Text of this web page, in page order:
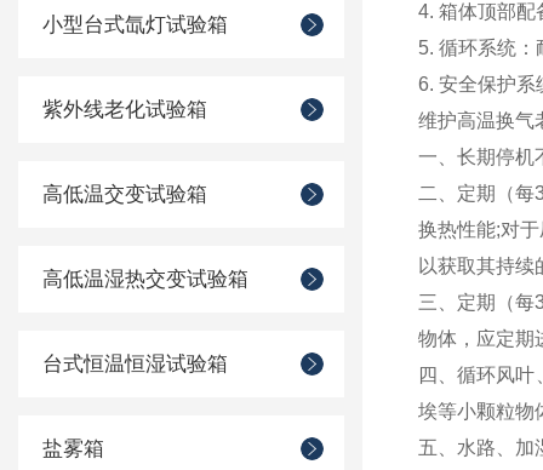
小型台式氙灯试验箱
紫外线老化试验箱
高低温交变试验箱
高低温湿热交变试验箱
台式恒温恒湿试验箱
盐雾箱
4. 箱体顶部配
5. 循环系统：
6. 安全保护系
维护高温换气
一、长期停机
二、定期（每
换热性能;对
以获取其持续
三、定期（每
物体，应定期
四、循环风
埃等小颗粒物
五、水路、加